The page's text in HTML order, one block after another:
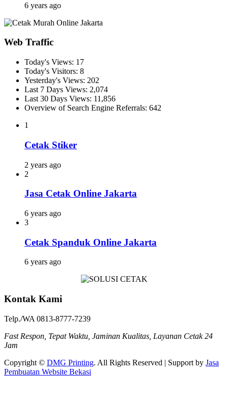
6 years ago
Web Traffic
Today's Views: 17
Today's Visitors: 8
Yesterday's Views: 202
Last 7 Days Views: 2,074
Last 30 Days Views: 11,856
Overview of Search Engine Referrals: 642
1
Cetak Stiker
2 years ago
2
Jasa Cetak Online Jakarta
6 years ago
3
Cetak Spanduk Online Jakarta
6 years ago
Kontak Kami
Telp./WA 0813-8777-7239
Fast Respon, Tepat Waktu, Jaminan Kualitas, Layanan Cetak 24
Jam
Copyright © DMG Printing. All Rights Reserved | Support by Jasa
Pembuatan Website Bekasi